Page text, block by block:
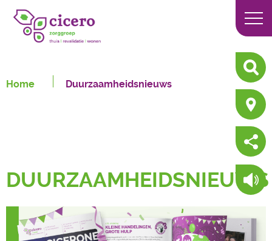
Home Duurzaamheidsnieuws
DUURZAAMHEIDSNIEUWS